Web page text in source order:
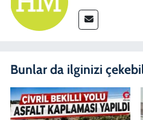
Bunlar da ilginizi